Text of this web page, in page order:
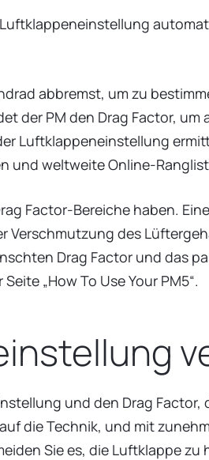
abbremst, um zu
der PM den Drag Factor,
Luftklappeneinstellung
und weltweite Online-
Factor-Bereiche haben.
des
Drag Factor und das
„How To Use Your PM5“.
und den Drag
die Technik, und mit
Sie es, die Luftklappe